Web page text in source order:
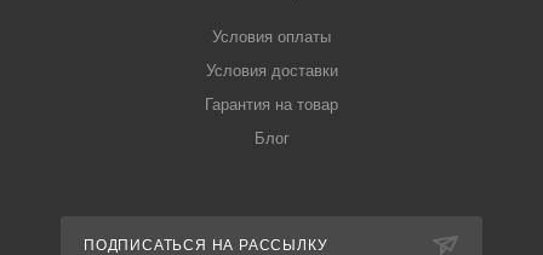
Условия оплаты
Условия доставки
Гарантия на товар
Блог
ПОДПИСАТЬСЯ НА РАССЫЛКУ